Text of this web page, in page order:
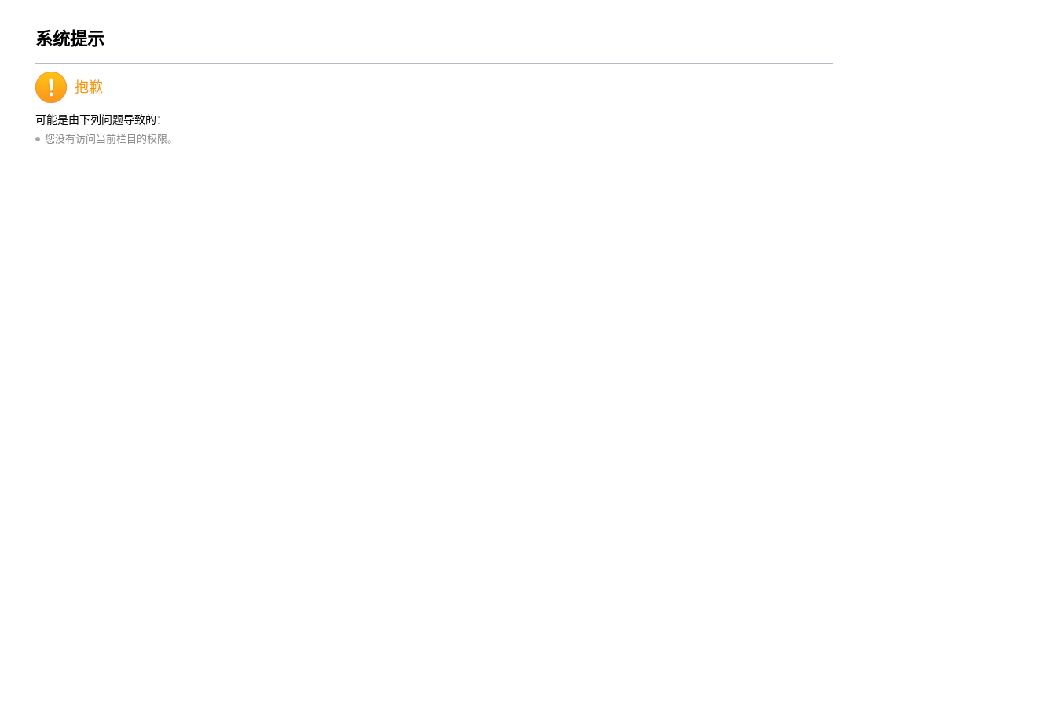
系统提示
抱歉
可能是由下列问题导致的：
您没有访问当前栏目的权限。